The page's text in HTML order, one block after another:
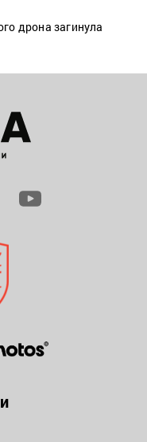
дрона загинула